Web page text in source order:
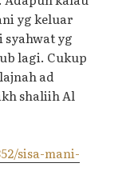
yg keluar
syahwat yg
lagi. Cukup
ad
shaliih Al
sisa-mani-